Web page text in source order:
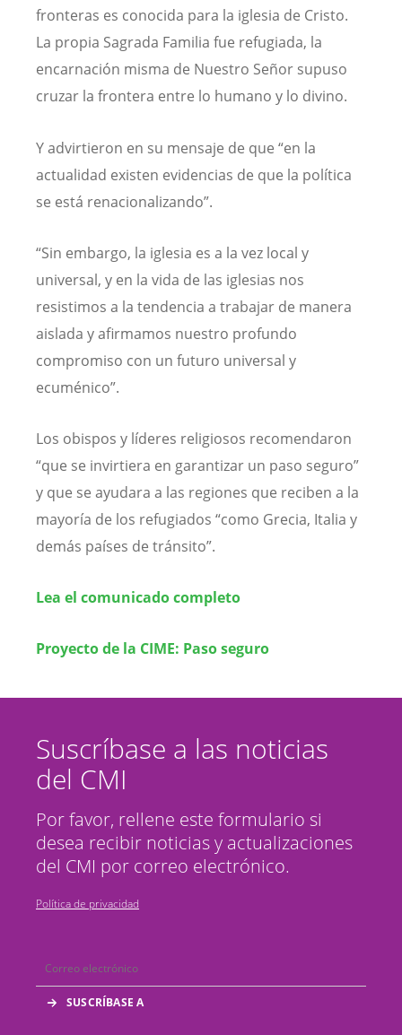
fronteras es conocida para la iglesia de Cristo.
La propia Sagrada Familia fue refugiada, la
encarnación misma de Nuestro Señor supuso
cruzar la frontera entre lo humano y lo divino.
Y advirtieron en su mensaje de que “en la
actualidad existen evidencias de que la política
se está renacionalizando”.
“Sin embargo, la iglesia es a la vez local y
universal, y en la vida de las iglesias nos
resistimos a la tendencia a trabajar de manera
aislada y afirmamos nuestro profundo
compromiso con un futuro universal y
ecuménico”.
Los obispos y líderes religiosos recomendaron
“que se invirtiera en garantizar un paso seguro”
y que se ayudara a las regiones que reciben a la
mayoría de los refugiados “como Grecia, Italia y
demás países de tránsito”.
Lea el comunicado completo
Proyecto de la CIME: Paso seguro
Suscríbase a las noticias
del CMI
Por favor, rellene este formulario si
desea recibir noticias y actualizaciones
del CMI por correo electrónico.
Política de privacidad